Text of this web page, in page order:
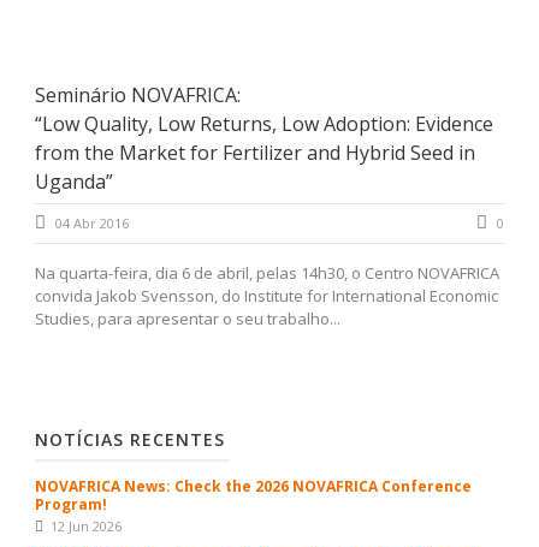
Seminário NOVAFRICA:
“Low Quality, Low Returns, Low Adoption: Evidence
from the Market for Fertilizer and Hybrid Seed in
Uganda”
04 Abr 2016 0
Na quarta-feira, dia 6 de abril, pelas 14h30, o Centro NOVAFRICA
convida Jakob Svensson, do Institute for International Economic
Studies, para apresentar o seu trabalho...
NOTÍCIAS RECENTES
NOVAFRICA News: Check the 2026 NOVAFRICA Conference
Program!
12 Jun 2026